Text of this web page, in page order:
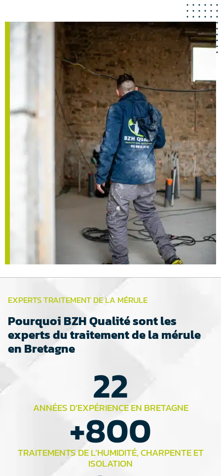
EXPERTS TRAITEMENT DE LA MÉRULE
Pourquoi BZH Qualité sont les
experts du traitement de la mérule
en Bretagne
ANNÉES D’EXPÉRIENCE EN BRETAGNE
22
TRAITEMENTS DE L’HUMIDITÉ, CHARPENTE ET
ISOLATION
+800